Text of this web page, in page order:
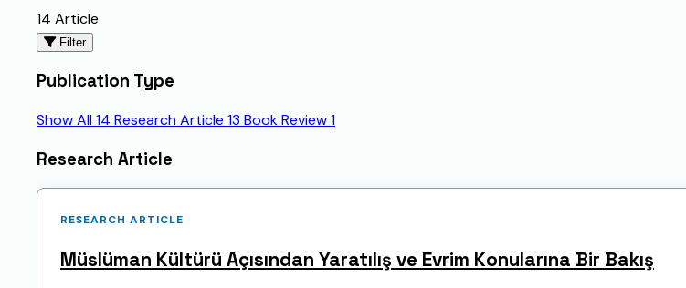
14 Article
Filter
Publication Type
Show All14 Research Article 13 Book Review1
Articles
Research Article
RESEARCH ARTICLE
Müslüman Kültürü Açısından Yaratılış ve Evrim Konularına Bir Bakış